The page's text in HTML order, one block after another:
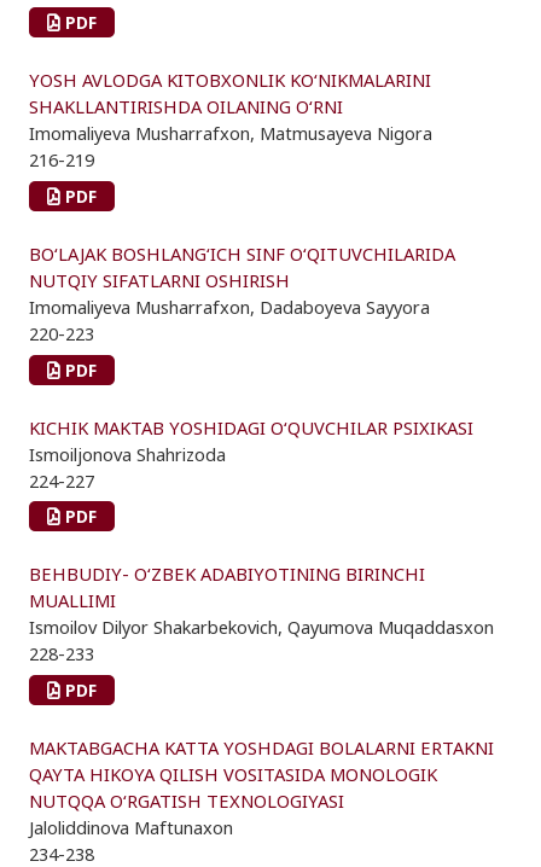
PDF
YOSH AVLODGA KITOBXONLIK KO‘NIKMALARINI
SHAKLLANTIRISHDA OILANING O‘RNI
Imomaliyeva Musharrafxon, Matmusayeva Nigora
216-219
PDF
BO‘LAJAK BOSHLANG‘ICH SINF O‘QITUVCHILARIDA
NUTQIY SIFATLARNI OSHIRISH
Imomaliyeva Musharrafxon, Dadaboyeva Sayyora
220-223
PDF
KICHIK MAKTAB YOSHIDAGI O‘QUVCHILAR PSIXIKASI
Ismoiljonova Shahrizoda
224-227
PDF
BEHBUDIY- O‘ZBEK ADABIYOTINING BIRINCHI
MUALLIMI
Ismoilov Dilyor Shakarbekovich, Qayumova Muqaddasxon
228-233
PDF
MAKTABGACHA KATTA YOSHDAGI BOLALARNI ERTAKNI
QAYTA HIKOYA QILISH VOSITASIDA MONOLOGIK
NUTQQA O‘RGATISH TEXNOLOGIYASI
Jaloliddinova Maftunaxon
234-238